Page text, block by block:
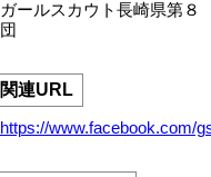
ガールスカウト長崎県第８
団
関連URL
https://www.facebook.com/